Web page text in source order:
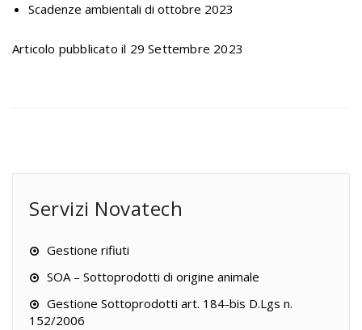
Scadenze ambientali di ottobre 2023
Articolo pubblicato il 29 Settembre 2023
Servizi Novatech
Gestione rifiuti
SOA – Sottoprodotti di origine animale
Gestione Sottoprodotti art. 184-bis D.Lgs n.
152/2006